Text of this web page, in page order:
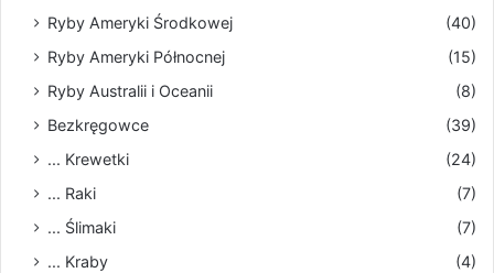
Ryby Ameryki Środkowej
(40)
Ryby Ameryki Północnej
(15)
Ryby Australii i Oceanii
(8)
Bezkręgowce
(39)
... Krewetki
(24)
... Raki
(7)
... Ślimaki
(7)
... Kraby
(4)